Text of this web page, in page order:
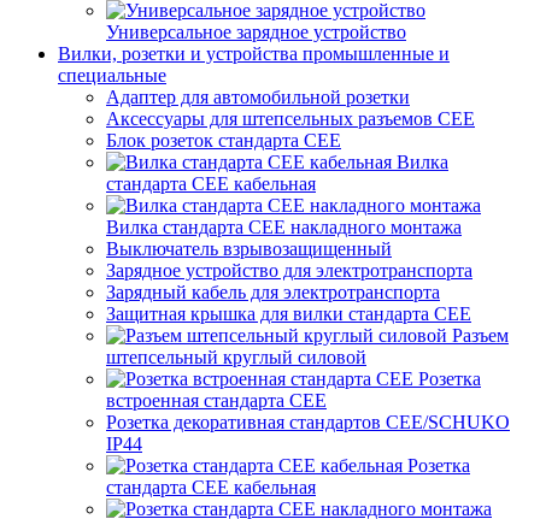
Универсальное зарядное устройство
Вилки, розетки и устройства промышленные и
специальные
Адаптер для автомобильной розетки
Аксессуары для штепсельных разъемов CEE
Блок розеток стандарта CEE
Вилка
стандарта CEE кабельная
Вилка стандарта CEE накладного монтажа
Выключатель взрывозащищенный
Зарядное устройство для электротранспорта
Зарядный кабель для электротранспорта
Защитная крышка для вилки стандарта CEE
Разъем
штепсельный круглый силовой
Розетка
встроенная стандарта CEE
Розетка декоративная стандартов CEE/SCHUKO
IP44
Розетка
стандарта СЕЕ кабельная